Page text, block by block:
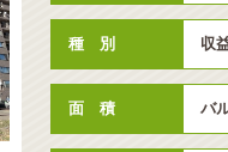
種 別 収
面 積 バ